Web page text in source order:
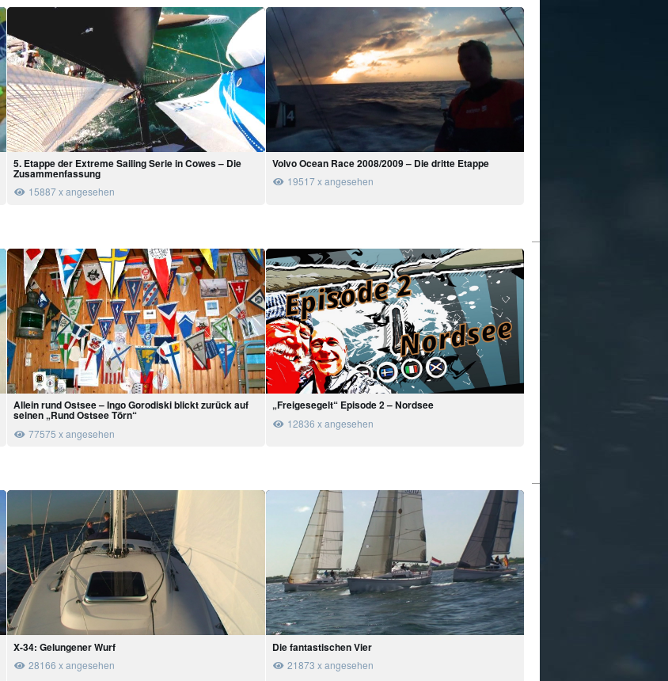
5. Etappe der Extreme Sailing Serie in Cowes – Die
Zusammenfassung
15887 x angesehen
Volvo Ocean Race 2008/2009 – Die dritte Etappe
19517 x angesehen
Allein rund Ostsee – Ingo Gorodiski blickt zurück auf
seinen „Rund Ostsee Törn“
77575 x angesehen
„Freigesegelt“ Episode 2 – Nordsee
12836 x angesehen
X-34: Gelungener Wurf
28166 x angesehen
Die fantastischen Vier
21873 x angesehen